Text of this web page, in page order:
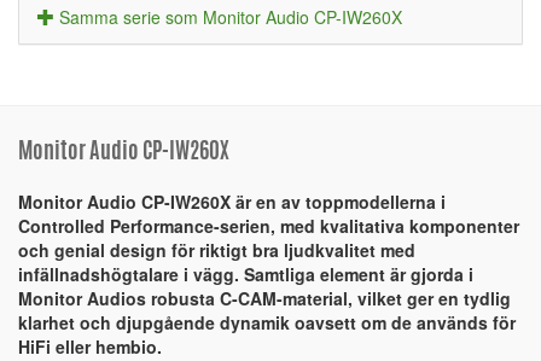
Samma serie som Monitor Audio CP-IW260X
Monitor Audio CP-IW260X
Monitor Audio CP-IW260X är en av toppmodellerna i
Controlled Performance-serien, med kvalitativa komponenter
och genial design för riktigt bra ljudkvalitet med
infällnadshögtalare i vägg. Samtliga element är gjorda i
Monitor Audios robusta C-CAM-material, vilket ger en tydlig
klarhet och djupgående dynamik oavsett om de används för
HiFi eller hembio.